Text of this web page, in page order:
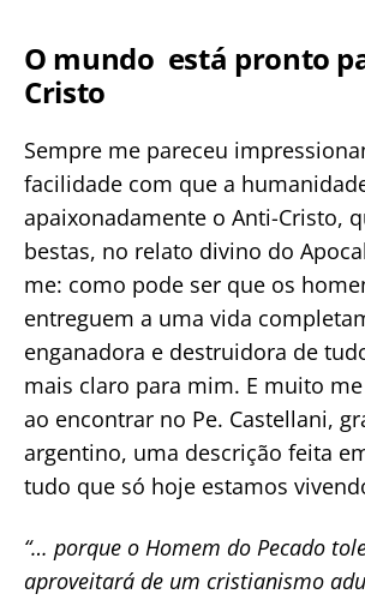
O mundo está pronto
Cristo
Sempre me pareceu
facilidade com que a
apaixonadamente o Anti-Cristo,
bestas, no relato divino do
me: como pode ser que os
entreguem a uma vida
enganadora e destruidora de
mais claro para mim. E muito
ao encontrar no Pe. Castellani,
argentino, uma descrição feita
tudo que só hoje estamos
“… porque o Homem do Pecado
aproveitará de um cristianismo